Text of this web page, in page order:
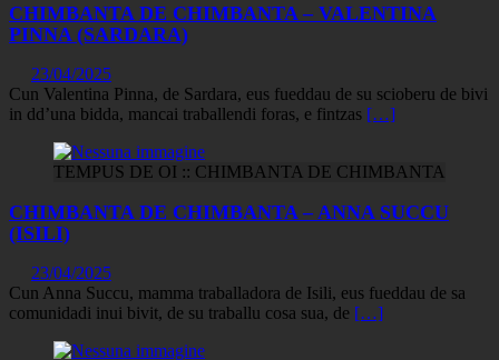
CHIMBANTA DE CHIMBANTA – VALENTINA
PINNA (SARDARA)
23/04/2025
Cun Valentina Pinna, de Sardara, eus fueddau de su scioberu de bivi
in dd’una bidda, mancai traballendi foras, e fintzas […]
TEMPUS DE OI :: CHIMBANTA DE CHIMBANTA
CHIMBANTA DE CHIMBANTA – ANNA SUCCU
(ISILI)
23/04/2025
Cun Anna Succu, mamma traballadora de Isili, eus fueddau de sa
comunidadi inui bivit, de su traballu cosa sua, de […]